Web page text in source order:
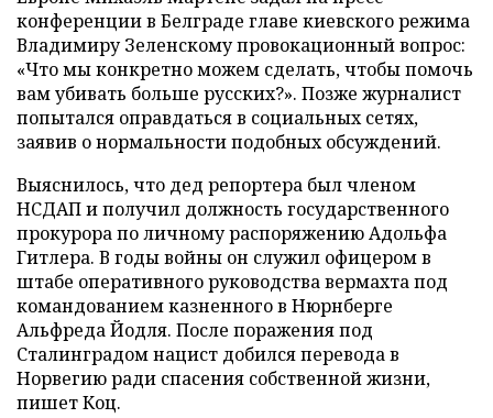
конференции в Белграде главе киевского режима
Владимиру Зеленскому провокационный вопрос:
«Что мы конкретно можем сделать, чтобы помочь
вам убивать больше русских?». Позже журналист
попытался оправдаться в социальных сетях,
заявив о нормальности подобных обсуждений.
Выяснилось, что дед репортера был членом
НСДАП и получил должность государственного
прокурора по личному распоряжению Адольфа
Гитлера. В годы войны он служил офицером в
штабе оперативного руководства вермахта под
командованием казненного в Нюрнберге
Альфреда Йодля. После поражения под
Сталинградом нацист добился перевода в
Норвегию ради спасения собственной жизни,
пишет Коц.